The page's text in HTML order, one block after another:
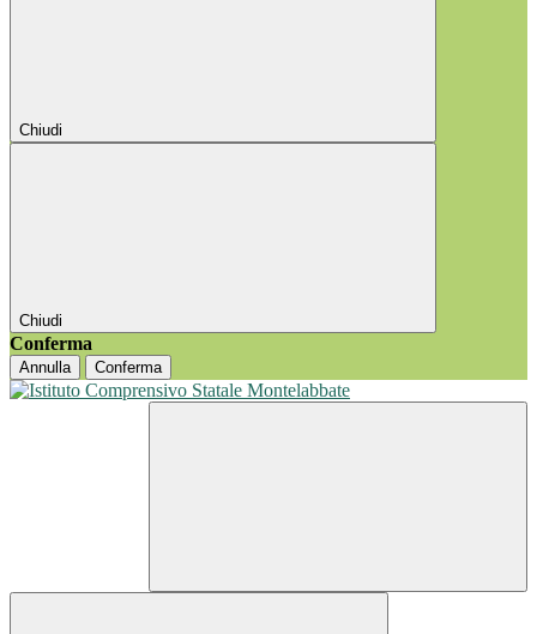
Chiudi
Chiudi
Conferma
Annulla Conferma